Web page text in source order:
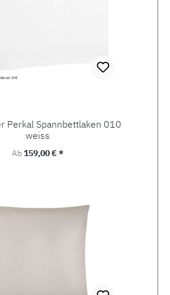
Perkal Spannbettlaken 010
weiss
Regulärer Preis:
Ab159,00 € *